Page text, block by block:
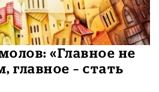
«Главное не
главное – стать